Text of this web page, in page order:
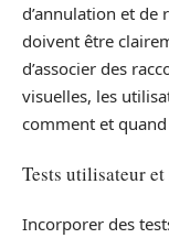
d’annulation et de
doivent être
d’associer des
visuelles, les
comment et
Tests utilisateur
Incorporer des